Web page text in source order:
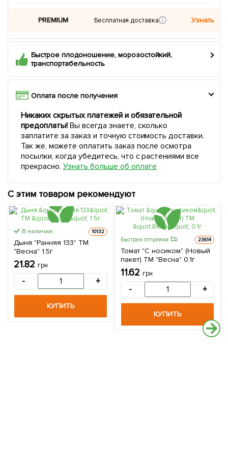
PREMIUM Бесплатная доставка Узнать
Быстрое плодоношение, морозостойкий,
транспортабельность
Оплата после получения
Никаких скрытых платежей и обязательной
предоплаты!Вы всегда знаете, сколько
заплатите за заказ и точную стоимость доставки.
Так же, можете оплатить заказ после осмотра
посылки, когда убедитесь, что с растениями все
прекрасно. Узнать больше об оплате
С этим товаром рекомендуют
В наличии. 10132
Дыня "Ранняя 133" ТМ
"Весна" 1.5г
21.82 грн
- +
КУПИТЬ
Быстрая отправка 23614
Томат "С носиком" (Новый
пакет) ТМ "Весна" 0.1г
11.62 грн
- +
КУПИТЬ